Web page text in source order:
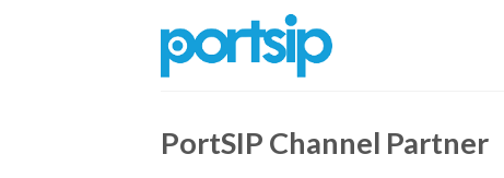
PortSIP Channel Partner